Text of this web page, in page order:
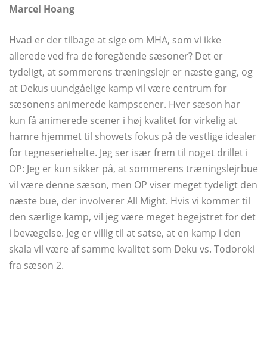
Marcel Hoang
Hvad er der tilbage at sige om MHA, som vi ikke
allerede ved fra de foregående sæsoner? Det er
tydeligt, at sommerens træningslejr er næste gang, og
at Dekus uundgåelige kamp vil være centrum for
sæsonens animerede kampscener. Hver sæson har
kun få animerede scener i høj kvalitet for virkelig at
hamre hjemmet til showets fokus på de vestlige idealer
for tegneseriehelte. Jeg ser især frem til noget drillet i
OP: Jeg er kun sikker på, at sommerens træningslejrbue
vil være denne sæson, men OP viser meget tydeligt den
næste bue, der involverer All Might. Hvis vi kommer til
den særlige kamp, ​​vil jeg være meget begejstret for det
i bevægelse. Jeg er villig til at satse, at en kamp i den
skala vil være af samme kvalitet som Deku vs. Todoroki
fra sæson 2.